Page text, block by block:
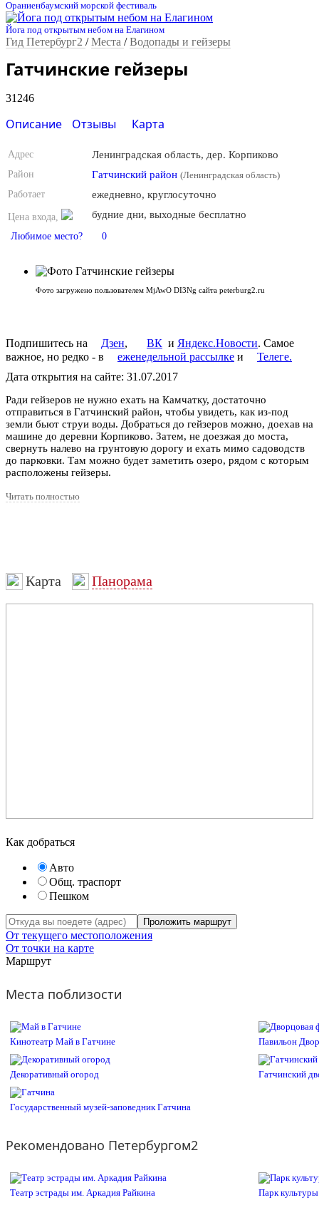
Ораниенбаумский морской фестиваль
Йога под открытым небом на Елагином
Гид Петербург2 /Места /Водопады и гейзеры
Гатчинские гейзеры
31246
Описание Отзывы Карта
Адрес Ленинградская область, дер. Корпиково
Район Гатчинский район (Ленинградская область)
Работает
ежедневно, круглосуточно
Цена входа, будние дни, выходные бесплатно
Любимое место? 0
Фото загружено пользователем MjAwO DI3Ng сайта peterburg2.ru
Подпишитесь на Дзен, ВК и Яндекс.Новости. Самое
важное, но редко - в
еженедельной рассылке и
Телеге.
Дата открытия на сайте: 31.07.2017
Ради гейзеров не нужно ехать на Камчатку, достаточно
отправиться в Гатчинский район, чтобы увидеть, как из-под
земли бьют струи воды. Добраться до гейзеров можно, доехав на
машине до деревни Корпиково. Затем, не доезжая до моста,
свернуть налево на грунтовую дорогу и ехать мимо садоводств
до парковки. Там можно будет заметить озеро, рядом с которым
расположены гейзеры.
Читать полностью
Карта Панорама
Как добраться
Авто
Общ. траспорт
Пешком
Проложить маршрут
От текущего местоположения
От точки на карте
Маршрут
Места поблизости
Кинотеатр Май в Гатчине Павильон
Декоративный огород Гатчинский
Государственный музей-заповедник Гатчина
Рекомендовано Петербургом2
Театр эстрады им. Аркадия Райкина Парк